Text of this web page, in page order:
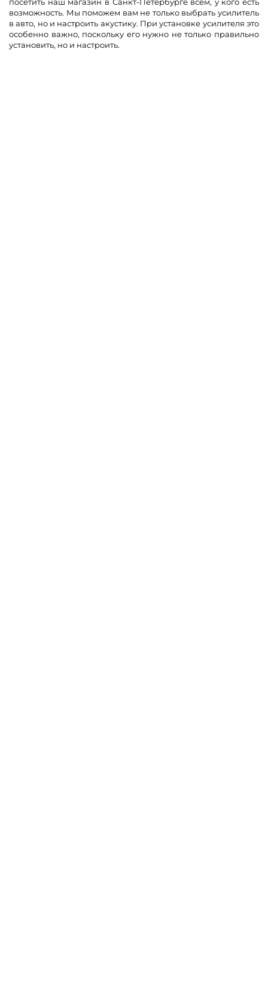
возможность. Мы поможем вам не только выбрать усилитель
в авто, но и настроить акустику. При установке усилителя это
особенно важно, поскольку его нужно не только правильно
установить, но и настроить.